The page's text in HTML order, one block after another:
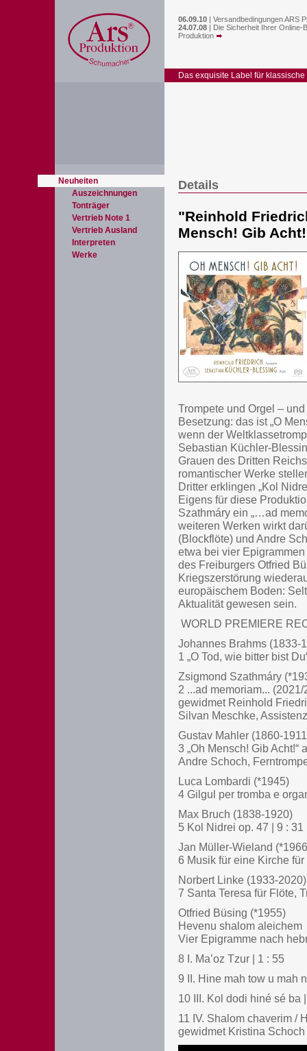
06.09.10 | Versandbedingungen ARS
24.07.08 | Die Sicherheit Ihrer Online-
Produktion
Das exquisite Label für klassische
Neuheiten
Auszeichnungen
Tonträger
Vertrieb Note 1
Vertrieb Ausland
Interpreten
Werke
Details
"Reinhold
Mensch! Gib
Trompete und Orgel –
Besetzung: das ist „O
wenn der
Sebastian Küchler-
Grauen des Dritten
romantischer Werke
Dritter erklingen „Kol
Eigens für diese
Szathmáry ein „…ad
weiteren Werken wirkt
(Blockflöte) und Andre
etwa bei vier
des Freiburgers Otfried
Kriegszerstörung
europäischem Boden:
Aktualität gewesen sein.
WORLD PREMIERE
Johannes Brahms (1833-
1 „O Tod, wie bitter bist
Zsigmond Szathmáry
2 ...ad memoriam...
gewidmet Reinhold
Silvan Meschke, Assistenz
Gustav Mahler (1860-
3 „Oh Mensch! Gib
Andre Schoch,
Luca Lombardi (*1945)
4 Gilgul per tromba e
Max Bruch (1838-1920)
5 Kol Nidrei op. 47 | 9 : 31
Jan Müller-Wieland
6 Musik für eine Kirche
Norbert Linke (1933-2020)
7 Santa Teresa für Flöte,
Otfried Büsing (*1955)
Hevenu shalom aleichem
Vier Epigramme nach
8 I. Ma’oz Tzur | 1 : 55
9 II. Hine mah tow u mah
10 III. Kol dodi hiné sé ba
11 IV. Shalom chaverim /
gewidmet Kristina